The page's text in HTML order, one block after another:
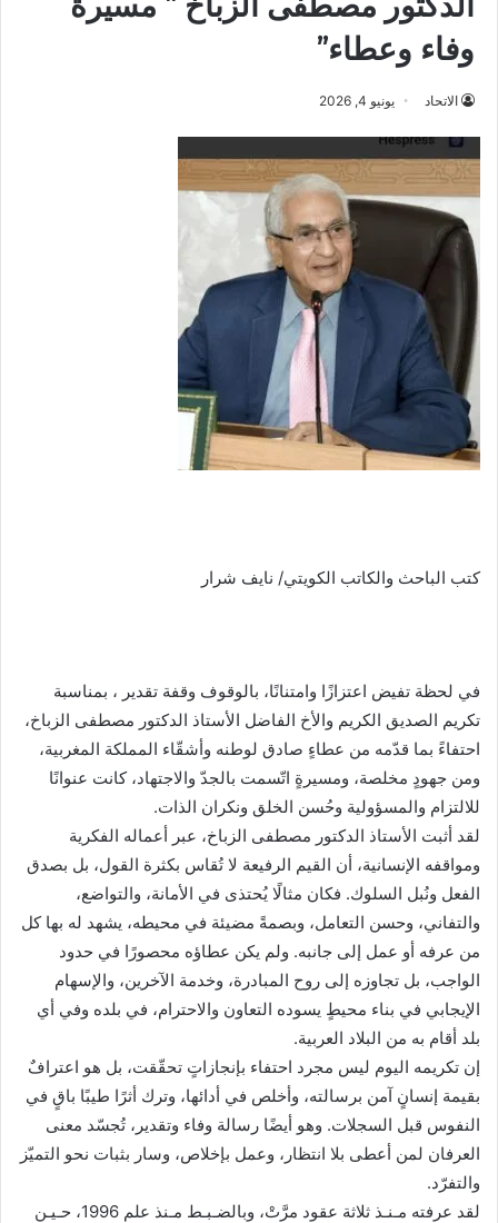
وفاء وعطاء”
الاتحاد يونيو 4, 2026
كتب الباحث والكاتب الكويتي/ نايف شرار
في لحظة تفيض اعتزازًا وامتنانًا، بالوقوف وقفة تقدير ، بمناسبة
تكريم الصديق الكريم والأخ الفاضل الأستاذ الدكتور مصطفى الزباخ،
احتفاءً بما قدّمه من عطاءٍ صادق لوطنه وأشقّاء المملكة المغربية،
ومن جهودٍ مخلصة، ومسيرةٍ اتّسمت بالجدّ والاجتهاد، كانت عنوانًا
للالتزام والمسؤولية وحُسن الخلق ونكران الذات.
لقد أثبت الأستاذ الدكتور مصطفى الزباخ، عبر أعماله الفكرية
ومواقفه الإنسانية، أن القيم الرفيعة لا تُقاس بكثرة القول، بل بصدق
الفعل ونُبل السلوك. فكان مثالًا يُحتذى في الأمانة، والتواضع،
والتفاني، وحسن التعامل، وبصمةً مضيئة في محيطه، يشهد له بها كل
من عرفه أو عمل إلى جانبه. ولم يكن عطاؤه محصورًا في حدود
الواجب، بل تجاوزه إلى روح المبادرة، وخدمة الآخرين، والإسهام
الإيجابي في بناء محيطٍ يسوده التعاون والاحترام، في بلده وفي أي
بلد أقام به من البلاد العربية.
إن تكريمه اليوم ليس مجرد احتفاء بإنجازاتٍ تحقّقت، بل هو اعترافٌ
بقيمة إنسانٍ آمن برسالته، وأخلص في أدائها، وترك أثرًا طيبًا باقٍ في
النفوس قبل السجلات. وهو أيضًا رسالة وفاء وتقدير، تُجسّد معنى
العرفان لمن أعطى بلا انتظار، وعمل بإخلاص، وسار بثبات نحو التميّز
والتفرّد.
لقد عرفته مـنـذ ثلاثة عقود مرَّتْ، وبالضـبـط مـنذ علم 1996، حـيـن